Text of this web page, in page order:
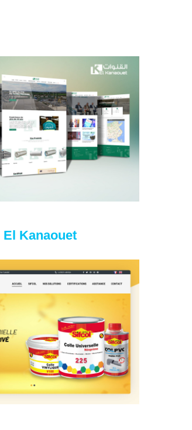
El Kanaouet